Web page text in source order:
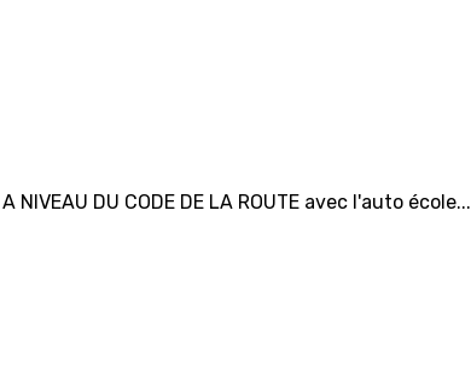
NIVEAU DU CODE DE LA ROUTE avec l'auto école...